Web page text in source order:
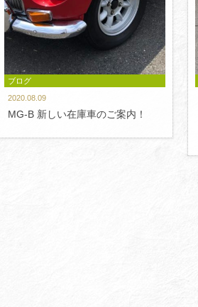
ブログ
2020.08.09
MG-B 新しい在庫車のご案内！